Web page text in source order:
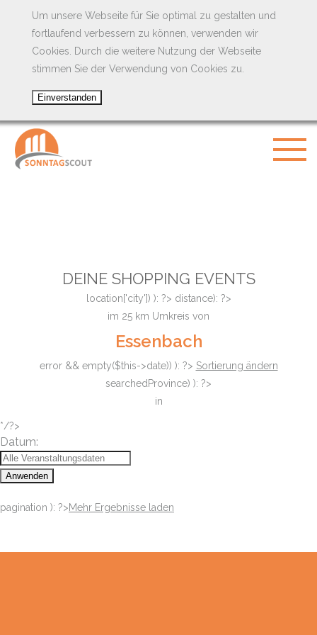
Um unsere Webseite für Sie optimal zu gestalten und
fortlaufend verbessern zu können, verwenden wir
Cookies. Durch die weitere Nutzung der Webseite
stimmen Sie der Verwendung von Cookies zu.
DEINE SHOPPING EVENTS
location['city']) ): ?> distance): ?>
im 25 km Umkreis von
Essenbach
error && empty($this->date)) ): ?> Sortierung ändern
searchedProvince) ): ?>
in
*/?>
Datum:
Anwenden
pagination ): ?>Mehr Ergebnisse laden